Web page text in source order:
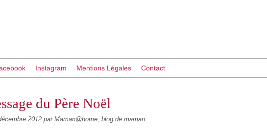
Instagram Mentions Légales Contact
du Père Noël
2012 par Maman@home, blog de maman